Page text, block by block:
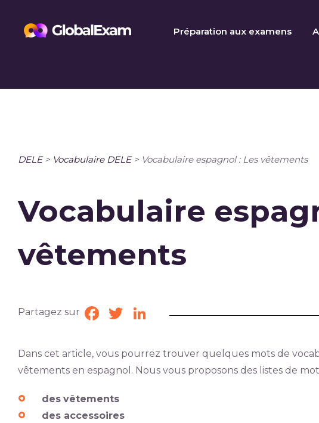
Préparation aux examens
DELE> Vocabulaire DELE> Vocabulaire espagnol : Les vêtements
Vocabulaire
vêtements
Partagez sur Facebook
TwitterLinkedIn
Dans cet article, vous pourrez trouver quelques mots de
vêtements en espagnol. Nous vous proposons des listes de
des vêtements
des accessoires